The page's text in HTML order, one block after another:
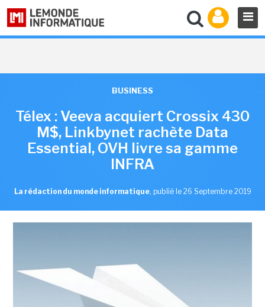
BUSINESS
Télex : Veeva acquiert Crossix 430
M$, Linkbynet rachète Data
Essential, OVH livre sa gamme
INFRA
La rédaction du monde informatique, publié le 26 Septembre 2019